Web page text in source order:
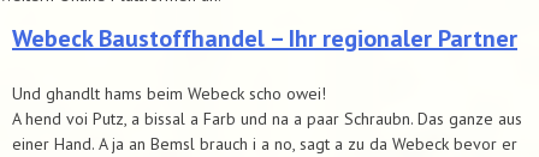
Webeck Baustoffhandel – Ihr regionaler Partner
Und ghandlt hams beim Webeck scho owei!
A hend voi Putz, a bissal a Farb und na a paar Schraubn. Das ganze aus
einer Hand. A ja an Bemsl brauch i a no, sagt a zu da Webeck bevor er